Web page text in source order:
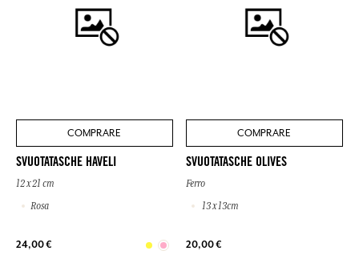
COMPRARE
SVUOTATASCHE HAVELI
12 x 21 cm
Rosa
24,00 €
COMPRARE
SVUOTATASCHE OLIVES
Ferro
13 x 13cm
20,00 €